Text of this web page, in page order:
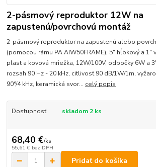
2-pásmový reproduktor 12W na
zapustenú/povrchovú montáž
2-pásmový reproduktor na zapustenú alebo
(pomocou rámu PA AIW50FRAME), 5" hĺbkový a 1"
plast a kovová mriežka, 12W/100V, odbočky 6W a
rozsah 90 Hz - 20 kHz, citlivosť 90 dB/1W/1m,
90°/4 kHz, keramická svor... celý popis
Dostupnosť skladom 2 ks
68,40 €/ks
55,61 € bez DPH
Pridať do košíka